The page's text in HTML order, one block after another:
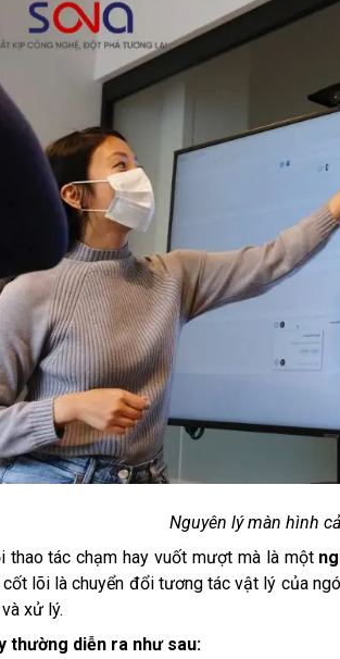
Nguyên lý màn hình
thao tác chạm hay vuốt mượt mà là một
cốt lõi là chuyển đổi tương tác vật lý của
xử lý.
thường diễn ra như sau: